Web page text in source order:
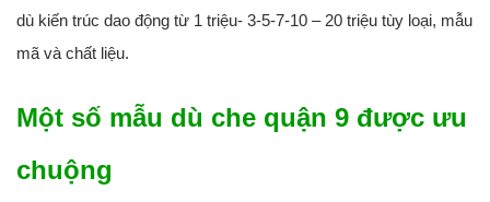
dù kiến trúc dao động từ 1 triệu- 3-5-7-10 – 20 triệu tùy loại, mẫu
mã và chất liệu.
Một số mẫu dù che quận 9 được ưu
chuộng